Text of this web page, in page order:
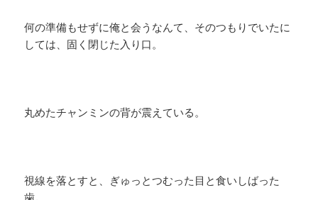
何の準備もせずに俺と会うなんて、そのつもりでいたに
しては、固く閉じた入り口。
丸めたチャンミンの背が震えている。
視線を落とすと、ぎゅっとつむった目と食いしばった